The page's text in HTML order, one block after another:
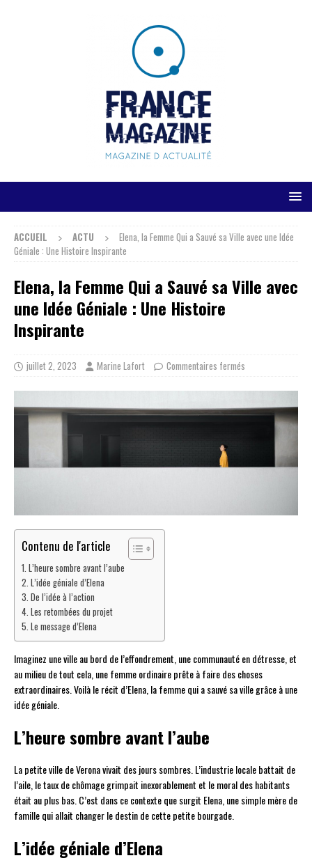
ACCUEIL ACTU
Elena, la Femme Qui a Sauvé sa Ville avec une Idée
Géniale : Une Histoire Inspirante
Elena, la Femme Qui a Sauvé sa Ville avec
une Idée Géniale : Une Histoire
Inspirante
juillet 2, 2023 Marine Lafort Commentaires fermés
Contenu de l'article
L’heure sombre avant l’aube
L’idée géniale d’Elena
De l’idée à l’action
Les retombées du projet
Le message d’Elena
Imaginez une ville au bord de l’effondrement, une communauté en détresse, et
au milieu de tout cela, une femme ordinaire prête à faire des choses
extraordinaires. Voilà le récit d’Elena, la femme qui a sauvé sa ville grâce à une
idée géniale.
L’heure sombre avant l’aube
La petite ville de Verona vivait des jours sombres. L’industrie locale battait de
l’aile, le taux de chômage grimpait inexorablement et le moral des habitants
était au plus bas. C’est dans ce contexte que surgit Elena, une simple mère de
famille qui allait changer le destin de cette petite bourgade.
L’idée géniale d’Elena